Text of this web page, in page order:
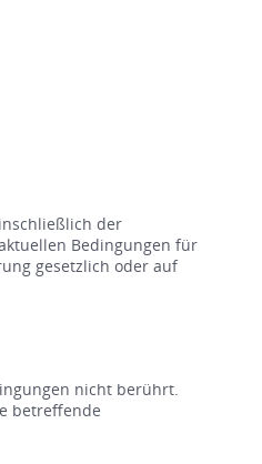
der
Bedingungen für
gesetzlich oder auf
nicht berührt.
betreffende